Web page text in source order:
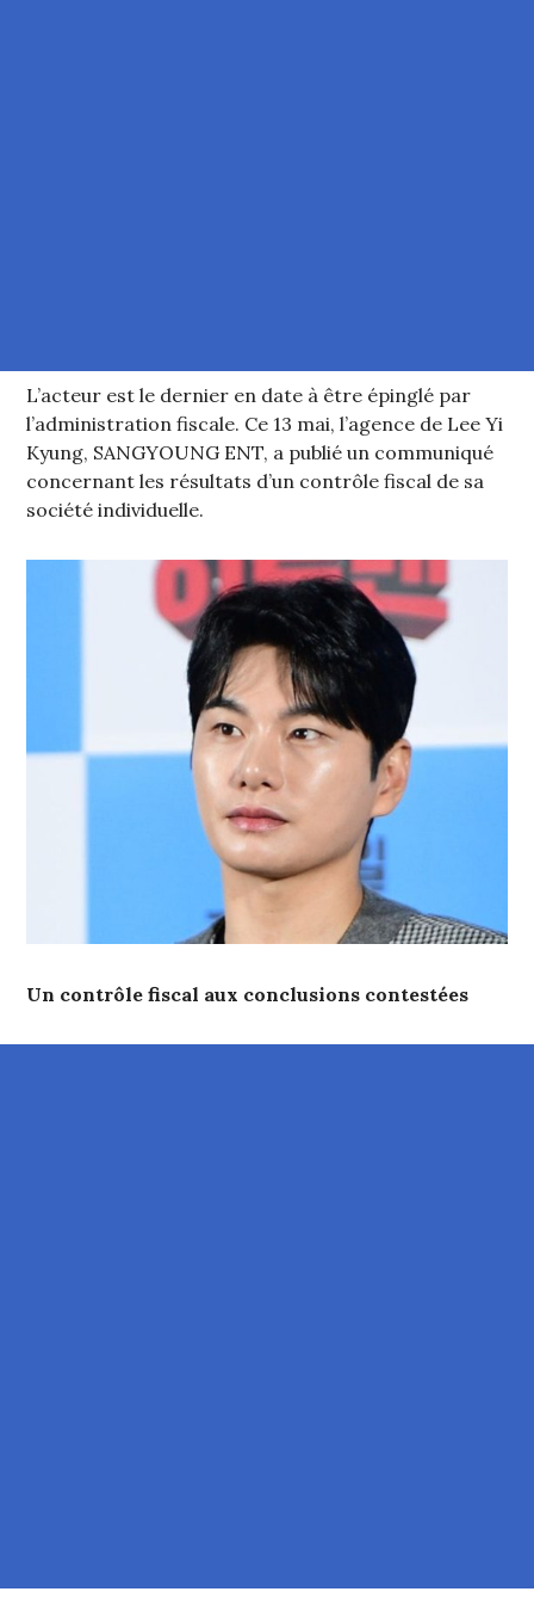
L’acteur est le dernier en date à être épinglé par
l’administration fiscale. Ce 13 mai, l’agence de Lee Yi
Kyung, SANGYOUNG ENT, a publié un communiqué
concernant les résultats d’un contrôle fiscal de sa
société individuelle.
Un contrôle fiscal aux conclusions contestées